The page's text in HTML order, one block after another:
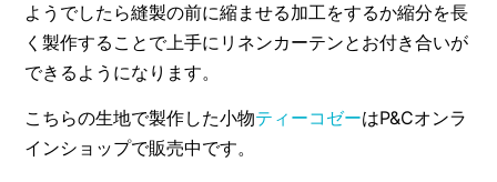
ようでしたら縫製の前に縮ませる加工をするか縮分を長
く製作することで上手にリネンカーテンとお付き合いが
できるようになります。
こちらの生地で製作した小物ティーコゼーはP&Cオンラ
インショップで販売中です。